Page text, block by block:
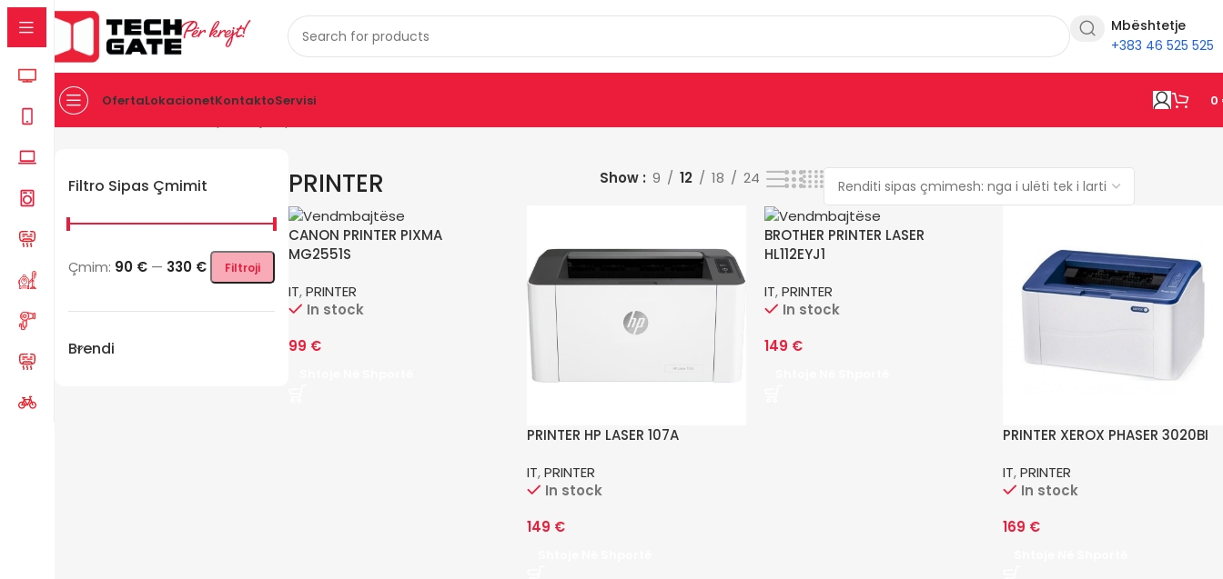
Për krejt!
Mbështetje
+383 46 525 525
OfertaLokacionetKontaktoServisi 0
Kreu
Filtro Sipas Çmimit
Filtroji
Çmim: 90 € — 330 €
Brendi
PRINTER Show 9 12 18 24
CANON PRINTER PIXMA
MG2551S
IT,PRINTER
In stock
99 €
PRINTER HP LASER 107A
IT,PRINTER
In stock
149 €
BROTHER PRINTER LASER
HL112EYJ1
IT,PRINTER
In stock
149 €
PRINTER XEROX PHASER 3020BI
IT,PRINTER
In stock
169 €